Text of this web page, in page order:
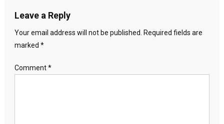
Leave a Reply
Your email address will not be published.
Required fields are
marked *
Comment*